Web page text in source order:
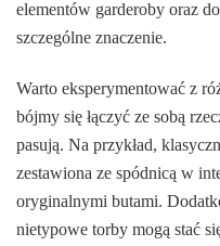
elementów garderoby oraz
szczególne znaczenie.
Warto eksperymentować z
bójmy się łączyć ze sobą
pasują. Na przykład,
zestawiona ze spódnicą w
oryginalnymi butami.
nietypowe torby mogą stać